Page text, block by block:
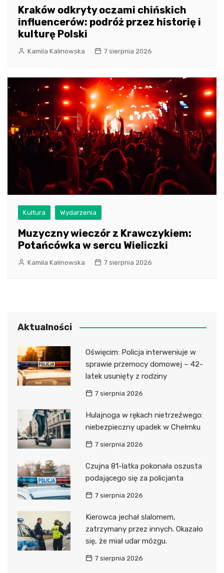
Kraków odkryty oczami chińskich
influencerów: podróż przez historię i
kulturę Polski
Kamila Kalinowska 7 sierpnia 2026
Kultura Wydarzenia
Muzyczny wieczór z Krawczykiem:
Potańcówka w sercu Wieliczki
Kamila Kalinowska 7 sierpnia 2026
Aktualności
Oświęcim: Policja interweniuje w
sprawie przemocy domowej – 42-
latek usunięty z rodziny
7 sierpnia 2026
Hulajnoga w rękach nietrzeźwego:
niebezpieczny upadek w Chełmku
7 sierpnia 2026
Czujna 81-latka pokonała oszusta
podającego się za policjanta
7 sierpnia 2026
Kierowca jechał slalomem,
zatrzymany przez innych. Okazało
się, że miał udar mózgu.
7 sierpnia 2026